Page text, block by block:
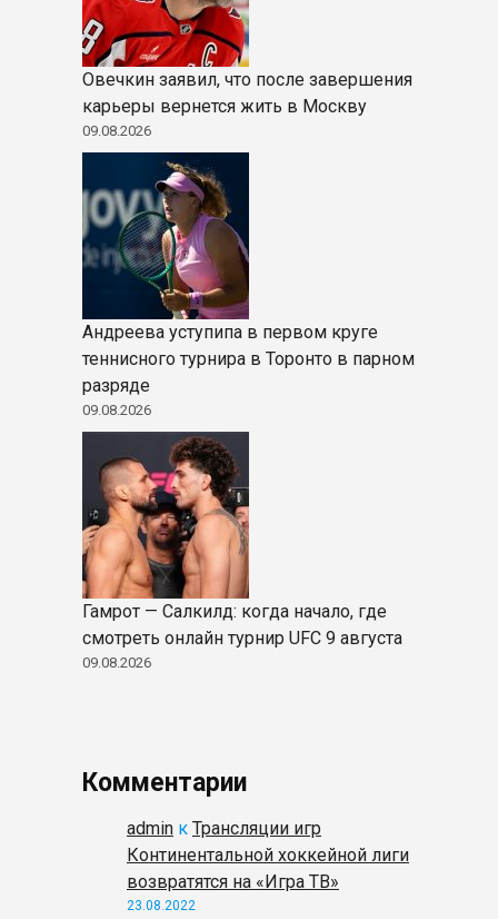
Овечкин заявил, что после завершения
карьеры вернется жить в Москву
09.08.2026
Андреева уступипа в первом круге
теннисного турнира в Торонто в парном
разряде
09.08.2026
Гамрот — Салкилд: когда начало, где
смотреть онлайн турнир UFC 9 августа
09.08.2026
Комментарии
admin к Трансляции игр
Континентальной хоккейной лиги
возвратятся на «Игра ТВ»
23.08.2022